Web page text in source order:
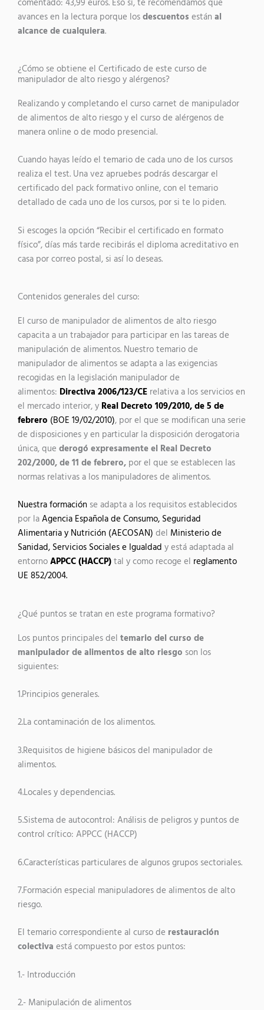
comentado: 43,99 euros. Eso sí, te recomendamos que
avances en la lectura porque los descuentos están al
alcance de cualquiera.
¿Cómo se obtiene el Certificado de este curso de
manipulador de alto riesgo y alérgenos?
Realizando y completando el curso carnet de manipulador
de alimentos de alto riesgo y el curso de alérgenos de
manera online o de modo presencial.
Cuando hayas leído el temario de cada uno de los cursos
realiza el test. Una vez apruebes podrás descargar el
certificado del pack formativo online, con el temario
detallado de cada uno de los cursos, por si te lo piden.
Si escoges la opción “Recibir el certificado en formato
físico”, días más tarde recibirás el diploma acreditativo en
casa por correo postal, si así lo deseas.
Contenidos generales del curso:
El curso de manipulador de alimentos de alto riesgo
capacita a un trabajador para participar en las tareas de
manipulación de alimentos. Nuestro temario de
manipulador de alimentos se adapta a las exigencias
recogidas en la legislación manipulador de
alimentos: Directiva 2006/123/CE relativa a los servicios en
el mercado interior, y Real Decreto 109/2010, de 5 de
febrero (BOE 19/02/2010), por el que se modifican una serie
de disposiciones y en particular la disposición derogatoria
única, que derogó expresamente el Real Decreto
202/2000, de 11 de febrero, por el que se establecen las
normas relativas a los manipuladores de alimentos.
Nuestra formación se adapta a los requisitos establecidos
por la Agencia Española de Consumo, Seguridad
Alimentaria y Nutrición (AECOSAN) del Ministerio de
Sanidad, Servicios Sociales e Igualdad y está adaptada al
entorno APPCC (HACCP) tal y como recoge el reglamento
UE 852/2004.
¿Qué puntos se tratan en este programa formativo?
Los puntos principales del temario del curso de
manipulador de alimentos de alto riesgo son los
siguientes:
1.Principios generales.
2.La contaminación de los alimentos.
3.Requisitos de higiene básicos del manipulador de
alimentos.
4.Locales y dependencias.
5.Sistema de autocontrol: Análisis de peligros y puntos de
control crítico: APPCC (HACCP)
6.Características particulares de algunos grupos sectoriales.
7.Formación especial manipuladores de alimentos de alto
riesgo.
El temario correspondiente al curso de restauración
colectiva está compuesto por estos puntos:
1.- Introducción
2.- Manipulación de alimentos